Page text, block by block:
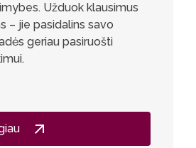
Užduok klausimus
– jie pasidalins savo
geriau pasiruošti